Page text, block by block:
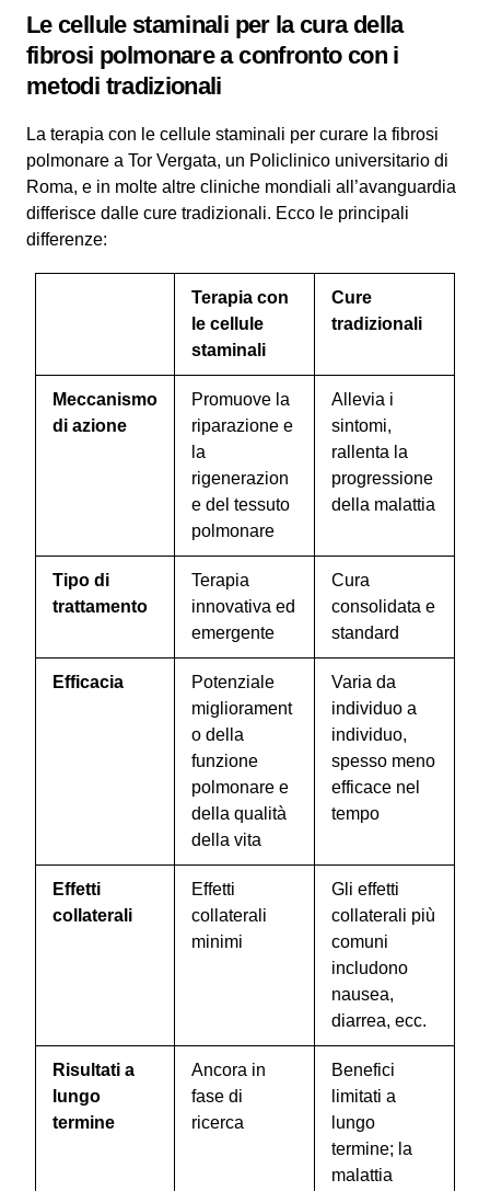
Le cellule staminali per la cura della
fibrosi polmonare a confronto con i
metodi tradizionali
La terapia con le cellule staminali per curare la fibrosi
polmonare a Tor Vergata, un Policlinico universitario di
Roma, e in molte altre cliniche mondiali all’avanguardia
differisce dalle cure tradizionali. Ecco le principali
differenze:
Terapia con
le cellule
staminali
Cure
tradizionali
Meccanismo
di azione
Promuove la
riparazione e
la
rigenerazion
e del tessuto
polmonare
Allevia i
sintomi,
rallenta la
progressione
della malattia
Tipo di
trattamento
Terapia
innovativa ed
emergente
Cura
consolidata e
standard
Efficacia
Potenziale
migliorament
o della
funzione
polmonare e
della qualità
della vita
Varia da
individuo a
individuo,
spesso meno
efficace nel
tempo
Effetti
collaterali
Effetti
collaterali
minimi
Gli effetti
collaterali più
comuni
includono
nausea,
diarrea, ecc.
Risultati a
lungo
termine
Ancora in
fase di
ricerca
Benefici
limitati a
lungo
termine; la
malattia